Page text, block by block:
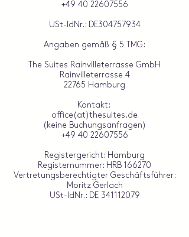
+49 40 22607556
USt-IdNr.: DE304757934
Angaben gemäß § 5 TMG:
The Suites Rainvilleterrasse GmbH
Rainvilleterrasse 4
22765 Hamburg
Kontakt:
office(at)thesuites.de
(keine Buchungsanfragen)
+49 40 22607556
Registergericht: Hamburg
Registernummer: HRB 166270
Vertretungsberechtigter Geschäftsführer:
Moritz Gerlach
USt-IdNr.: DE 341112079